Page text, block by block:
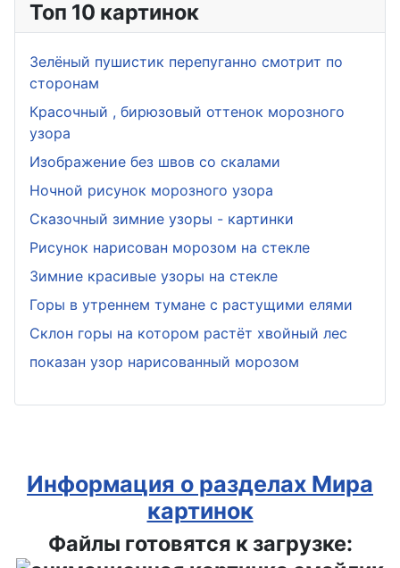
Топ 10 картинок
Зелёный пушистик перепуганно смотрит по
сторонам
Красочный , бирюзовый оттенок морозного
узора
Изображение без швов со скалами
Ночной рисунок морозного узора
Сказочный зимние узоры - картинки
Рисунок нарисован морозом на стекле
Зимние красивые узоры на стекле
Горы в утреннем тумане с растущими елями
Склон горы на котором растёт хвойный лес
показан узор нарисованный морозом
Информация о разделах Мира
картинок
Файлы готовятся к загрузке: